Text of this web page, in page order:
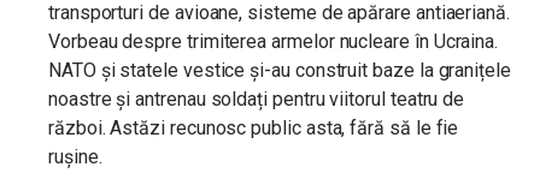
transporturi de avioane, sisteme de apărare antiaeriană.
Vorbeau despre trimitereaarmelor nucleare în Ucraina.
NATO și statele vestice și-au construit baze la granițele
noastre și antrenau soldați pentru viitorul teatru de
război. Astăzi recunosc public asta, fără să le fie
rușine.